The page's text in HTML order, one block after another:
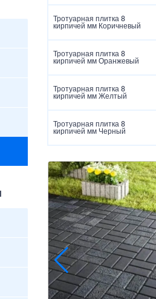
Тротуарная плитка 8
кирпичей мм Коричневый
Тротуарная плитка 8
кирпичей мм Оранжевый
Тротуарная плитка 8
кирпичей мм Желтый
Тротуарная плитка 8
кирпичей мм Черный